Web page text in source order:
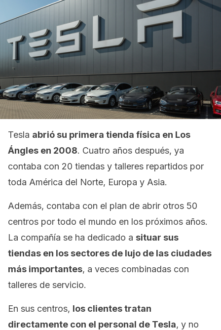
Tesla abrió su primera tienda física en Los
Ángles en 2008. Cuatro años después, ya
contaba con 20 tiendas y talleres repartidos por
toda América del Norte, Europa y Asia.
Además, contaba con el plan de abrir otros 50
centros por todo el mundo en los próximos años.
La compañía se ha dedicado a situar sus
tiendas en los sectores de lujo de las ciudades
más importantes, a veces combinadas con
talleres de servicio.
En sus centros, los clientes tratan
directamente con el personal de Tesla, y no